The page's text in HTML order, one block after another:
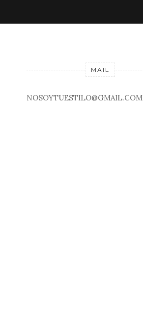
MAIL
NOSOYTUESTILO@GMAIL.COM